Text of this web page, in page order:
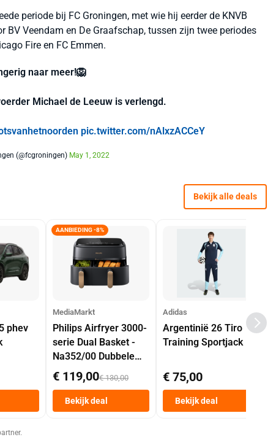
periode bij FC Groningen, met wie hij eerder de KNVB
Veendam en De Graafschap, tussen zijn twee periodes
Fire en FC Emmen.
naar meer!🦁
Michael de Leeuw is verlengd.
pic.twitter.com/nAlxzACCeY
(@fcgroningen) May 1, 2022
Bekijk alle deals
phev
AANBIEDING -8%
MediaMarkt
Philips Airfryer 3000-
serie Dual Basket -
Na352/00 Dubbele
Mand 9 L Tot 6
Personen
Heteluchtfriteuse
Zwart
€ 119,00€ 130,00
Bekijk deal
Adidas
Argentinië 26 Tiro
Training Sportjack
€ 75,00
Bekijk deal